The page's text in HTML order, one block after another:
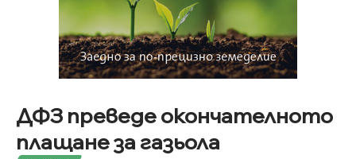
ДФЗ преведе окончателното
плащане за газьола